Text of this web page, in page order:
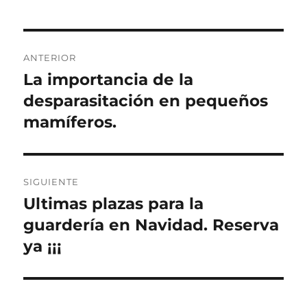
de
entradas
ANTERIOR
Entrada
anterior:
La importancia de la
desparasitación en pequeños
mamíferos.
SIGUIENTE
Entrada
siguiente:
Ultimas plazas para la
guardería en Navidad. Reserva
ya ¡¡¡